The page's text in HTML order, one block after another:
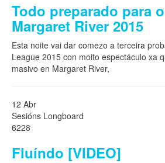
Todo preparado para
Margaret River 2015
Esta noite vai dar comezo a terceira
League 2015 con moito espectáculo xa
masivo en Margaret River,
12 Abr
Sesións Longboard
6228
Fluíndo [VIDEO]